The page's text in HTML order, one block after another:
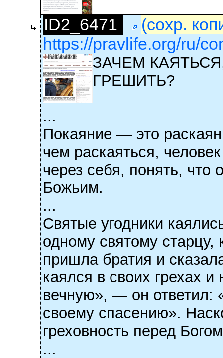
ID2_6471
(сохр.
https://pravlife.org/ru/
ЗАЧЕМ
ГРЕШИТЬ?
...
Покаяние — это
чем раскаяться,
через себя, понять, что
Божьим.
...
Святые угодники
одному святому
пришла братия и
каялся в своих грехах
вечную», — он ответил:
своему спасению».
греховность перед
...